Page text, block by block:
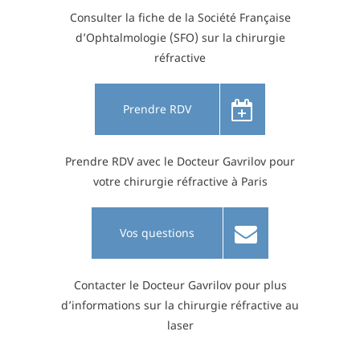
Consulter la fiche de la Société Française
d’Ophtalmologie (SFO) sur la chirurgie
réfractive
Prendre RDV
Prendre RDV avec le Docteur Gavrilov pour
votre chirurgie réfractive à Paris
Vos questions
Contacter le Docteur Gavrilov pour plus
d’informations sur la chirurgie réfractive au
laser